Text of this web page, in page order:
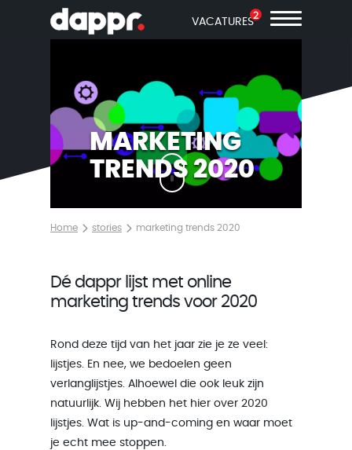
VACATURES
2
MARKETING
TRENDS 2020
Home stories marketing trends 2020
Dé dappr lijst met online
marketing trends voor 2020
Rond deze tijd van het jaar zie je ze veel:
lijstjes. En nee, we bedoelen geen
verlanglijstjes. Alhoewel die ook leuk zijn
natuurlijk. Wij hebben het hier over 2020
lijstjes. Wat is up-and-coming en waar moet
je echt mee stoppen.